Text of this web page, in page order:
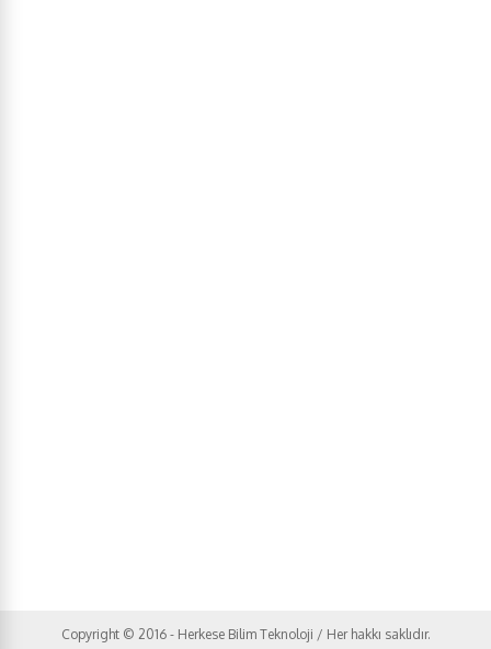
Copyright © 2016 - Herkese Bilim Teknoloji / Her hakkı saklıdır.